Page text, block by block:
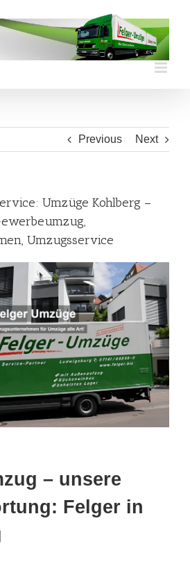
Previous Next
Umzüge Kohlberg –
Umzugsservice
– unsere
Felger in